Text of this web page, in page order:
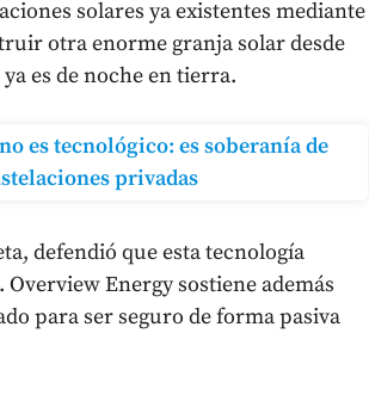
solares ya existentes mediante
otra enorme granja solar desde
es de noche en tierra.
es tecnológico: es soberanía de
privadas
defendió que esta tecnología
Energy sostiene además
para ser seguro de forma pasiva